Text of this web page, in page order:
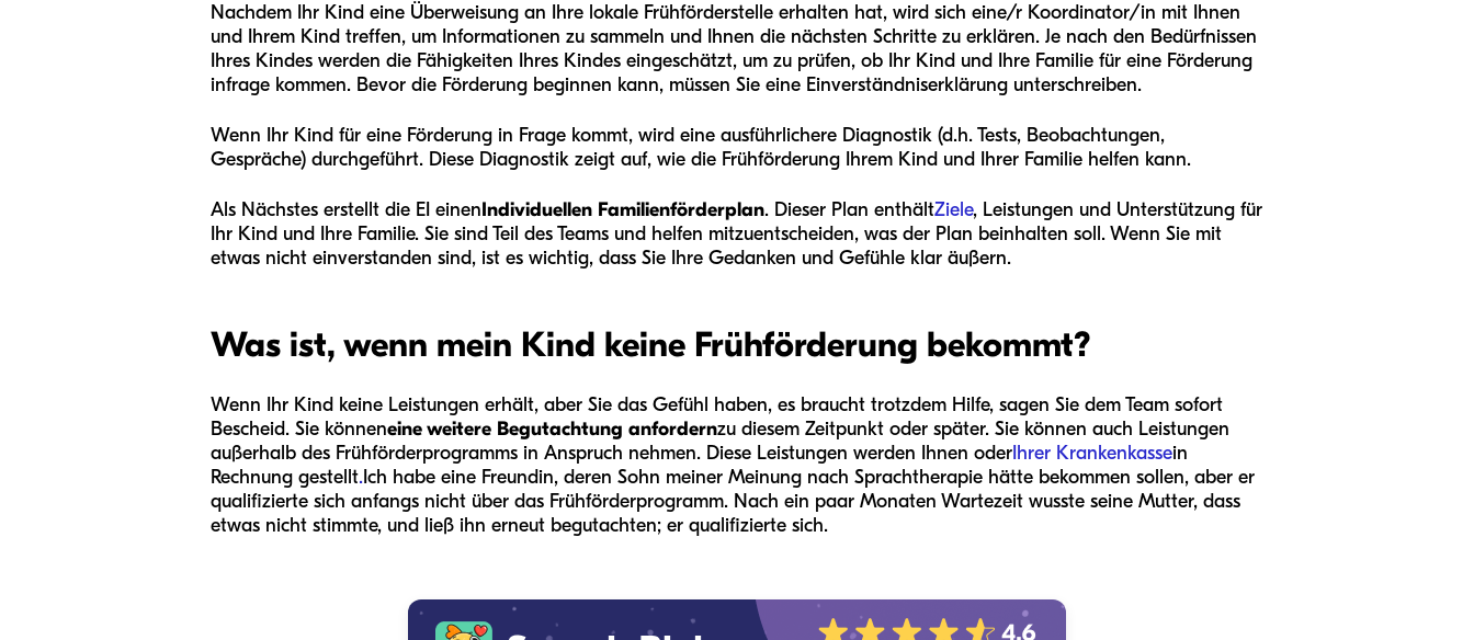
Nachdem Ihr Kind eine Überweisung an Ihre lokale Frühförderstelle erhalten hat, wird sich eine/r Koordinator/in mit Ihnen
und Ihrem Kind treffen, um Informationen zu sammeln und Ihnen die nächsten Schritte zu erklären. Je nach den Bedürfnissen
Ihres Kindes werden die Fähigkeiten Ihres Kindes eingeschätzt, um zu prüfen, ob Ihr Kind und Ihre Familie für eine Förderung
infrage kommen. Bevor die Förderung beginnen kann, müssen Sie eine Einverständniserklärung unterschreiben.
Wenn Ihr Kind für eine Förderung in Frage kommt, wird eine ausführlichere Diagnostik (d.h. Tests, Beobachtungen,
Gespräche) durchgeführt. Diese Diagnostik zeigt auf, wie die Frühförderung Ihrem Kind und Ihrer Familie helfen kann.
Als Nächstes erstellt die EI einenIndividuellen Familienförderplan. Dieser Plan enthältZiele, Leistungen und Unterstützung für
Ihr Kind und Ihre Familie. Sie sind Teil des Teams und helfen mitzuentscheiden, was der Plan beinhalten soll. Wenn Sie mit
etwas nicht einverstanden sind, ist es wichtig, dass Sie Ihre Gedanken und Gefühle klar äußern.
Was ist, wenn mein Kind keine Frühförderung bekommt?
Wenn Ihr Kind keine Leistungen erhält, aber Sie das Gefühl haben, es braucht trotzdem Hilfe, sagen Sie dem Team sofort
Bescheid. Sie könneneine weitere Begutachtung anfordernzu diesem Zeitpunkt oder später. Sie können auch Leistungen
außerhalb des Frühförderprogramms in Anspruch nehmen. Diese Leistungen werden Ihnen oder Ihrer Krankenkassein
Rechnung gestellt.Ich habe eine Freundin, deren Sohn meiner Meinung nach Sprachtherapie hätte bekommen sollen, aber er
qualifizierte sich anfangs nicht über das Frühförderprogramm. Nach ein paar Monaten Wartezeit wusste seine Mutter, dass
etwas nicht stimmte, und ließ ihn erneut begutachten; er qualifizierte sich.